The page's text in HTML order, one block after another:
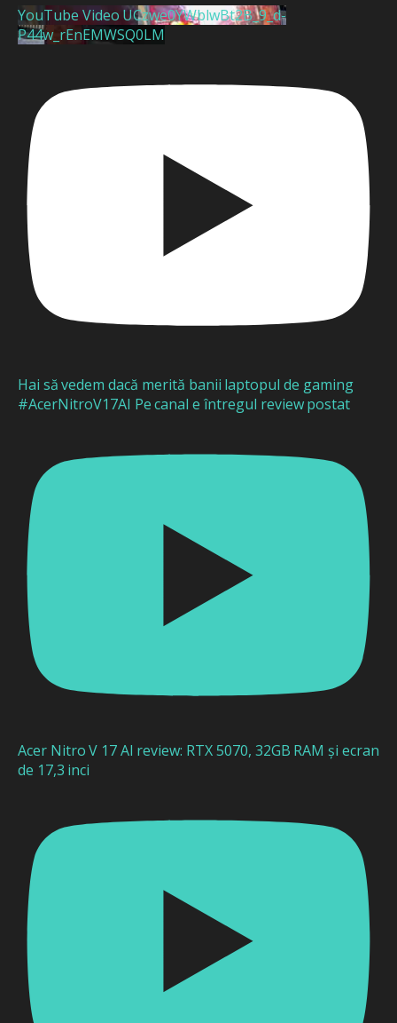
YouTube Video UCzwe0YWblwBt2B_9_d-
P44w_rEnEMWSQ0LM
Hai să vedem dacă merită banii laptopul de gaming
#AcerNitroV17AI Pe canal e întregul review postat
Acer Nitro V 17 AI review: RTX 5070, 32GB RAM și ecran
de 17,3 inci